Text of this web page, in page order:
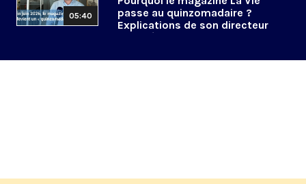
05:40
passe au quinzomadaire ?
Explications de son directeur
de la rédaction